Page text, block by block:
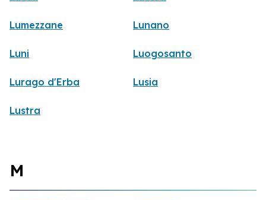
Lumezzane Lunano
Luni Luogosanto
Lurago d'Erba Lusia
Lustra
M